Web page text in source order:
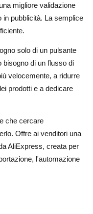
migliore validazione
in pubblicità. La semplice
solo di un pulsante
bisogno di un flusso di
velocemente, a ridurre
prodotti e a dedicare
che cercare
Offre ai venditori una
AliExpress, creata per
l'automazione